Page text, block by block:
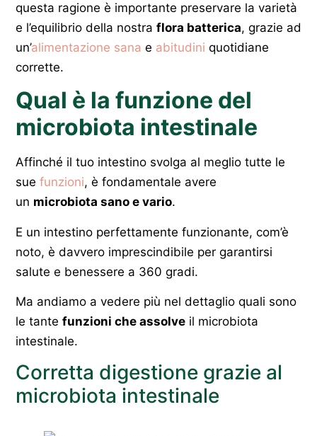
questa ragione è importante preservare la varietà
e l’equilibrio della nostra flora batterica, grazie ad
un’alimentazione sana e abitudini quotidiane
corrette.
Qual è la funzione del
microbiota intestinale
Affinché il tuo intestino svolga al meglio tutte le
sue funzioni, è fondamentale avere
un microbiota sano e vario.
E un intestino perfettamente funzionante, com’è
noto, è davvero imprescindibile per garantirsi
salute e benessere a 360 gradi.
Ma andiamo a vedere più nel dettaglio quali sono
le tante funzioni che assolve il microbiota
intestinale.
Corretta digestione grazie al
microbiota intestinale